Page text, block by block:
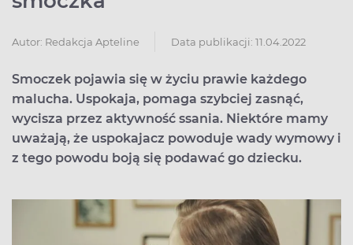
Autor: Redakcja Apteline Data publikacji: 11.04.2022
Smoczek pojawia się w życiu prawie każdego
malucha. Uspokaja, pomaga szybciej zasnąć,
wycisza przez aktywność ssania. Niektóre mamy
uważają, że uspokajacz powoduje wady wymowy i
z tego powodu boją się podawać go dziecku.